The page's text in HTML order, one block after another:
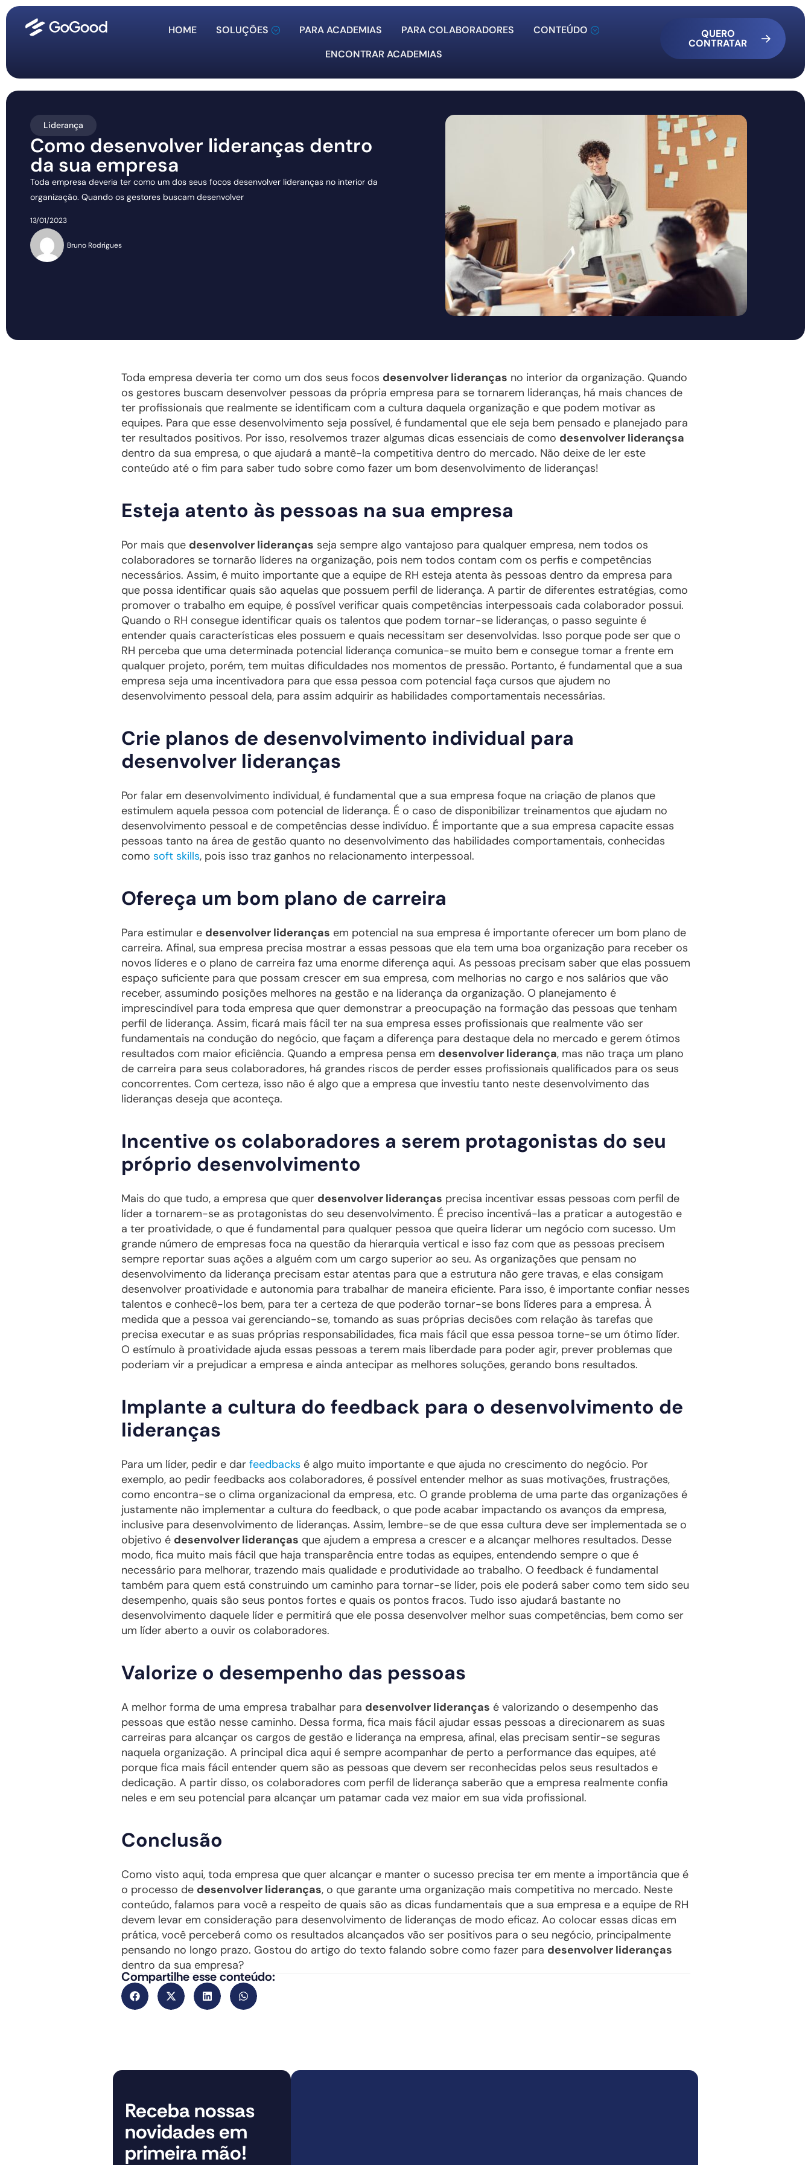
HOME SOLUÇÕES PARA ACADEMIAS PARA COLABORADORES
CONTEÚDO
ENCONTRAR ACADEMIAS
QUERO
CONTRATAR
Liderança
Como desenvolver lideranças dentro
da sua empresa
Toda empresa deveria ter como um dos seus focos desenvolver lideranças no interior da
organização. Quando os gestores buscam desenvolver
13/01/2023
Bruno Rodrigues
Toda empresa deveria ter como um dos seus focos desenvolver lideranças no interior da organização. Quando
os gestores buscam desenvolver pessoas da própria empresa para se tornarem lideranças, há mais chances de
ter profissionais que realmente se identificam com a cultura daquela organização e que podem motivar as
equipes. Para que esse desenvolvimento seja possível, é fundamental que ele seja bem pensado e planejado para
ter resultados positivos. Por isso, resolvemos trazer algumas dicas essenciais de como desenvolver liderançsa
dentro da sua empresa, o que ajudará a mantê-la competitiva dentro do mercado. Não deixe de ler este
conteúdo até o fim para saber tudo sobre como fazer um bom desenvolvimento de lideranças!
Esteja atento às pessoas na sua empresa
Por mais que desenvolver lideranças seja sempre algo vantajoso para qualquer empresa, nem todos os
colaboradores se tornarão líderes na organização, pois nem todos contam com os perfis e competências
necessários. Assim, é muito importante que a equipe de RH esteja atenta às pessoas dentro da empresa para
que possa identificar quais são aquelas que possuem perfil de liderança. A partir de diferentes estratégias, como
promover o trabalho em equipe, é possível verificar quais competências interpessoais cada colaborador possui.
Quando o RH consegue identificar quais os talentos que podem tornar-se lideranças, o passo seguinte é
entender quais características eles possuem e quais necessitam ser desenvolvidas. Isso porque pode ser que o
RH perceba que uma determinada potencial liderança comunica-se muito bem e consegue tomar a frente em
qualquer projeto, porém, tem muitas dificuldades nos momentos de pressão. Portanto, é fundamental que a sua
empresa seja uma incentivadora para que essa pessoa com potencial faça cursos que ajudem no
desenvolvimento pessoal dela, para assim adquirir as habilidades comportamentais necessárias.
Crie planos de desenvolvimento individual para
desenvolver lideranças
Por falar em desenvolvimento individual, é fundamental que a sua empresa foque na criação de planos que
estimulem aquela pessoa com potencial de liderança. É o caso de disponibilizar treinamentos que ajudam no
desenvolvimento pessoal e de competências desse indivíduo. É importante que a sua empresa capacite essas
pessoas tanto na área de gestão quanto no desenvolvimento das habilidades comportamentais, conhecidas
como soft skills, pois isso traz ganhos no relacionamento interpessoal.
Ofereça um bom plano de carreira
Para estimular e desenvolver lideranças em potencial na sua empresa é importante oferecer um bom plano de
carreira. Afinal, sua empresa precisa mostrar a essas pessoas que ela tem uma boa organização para receber os
novos líderes e o plano de carreira faz uma enorme diferença aqui. As pessoas precisam saber que elas possuem
espaço suficiente para que possam crescer em sua empresa, com melhorias no cargo e nos salários que vão
receber, assumindo posições melhores na gestão e na liderança da organização. O planejamento é
imprescindível para toda empresa que quer demonstrar a preocupação na formação das pessoas que tenham
perfil de liderança. Assim, ficará mais fácil ter na sua empresa esses profissionais que realmente vão ser
fundamentais na condução do negócio, que façam a diferença para destaque dela no mercado e gerem ótimos
resultados com maior eficiência. Quando a empresa pensa em desenvolver liderança, mas não traça um plano
de carreira para seus colaboradores, há grandes riscos de perder esses profissionais qualificados para os seus
concorrentes. Com certeza, isso não é algo que a empresa que investiu tanto neste desenvolvimento das
lideranças deseja que aconteça.
Incentive os colaboradores a serem protagonistas do seu
próprio desenvolvimento
Mais do que tudo, a empresa que quer desenvolver lideranças precisa incentivar essas pessoas com perfil de
líder a tornarem-se as protagonistas do seu desenvolvimento. É preciso incentivá-las a praticar a autogestão e
a ter proatividade, o que é fundamental para qualquer pessoa que queira liderar um negócio com sucesso. Um
grande número de empresas foca na questão da hierarquia vertical e isso faz com que as pessoas precisem
sempre reportar suas ações a alguém com um cargo superior ao seu. As organizações que pensam no
desenvolvimento da liderança precisam estar atentas para que a estrutura não gere travas, e elas consigam
desenvolver proatividade e autonomia para trabalhar de maneira eficiente. Para isso, é importante confiar nesses
talentos e conhecê-los bem, para ter a certeza de que poderão tornar-se bons líderes para a empresa. À
medida que a pessoa vai gerenciando-se, tomando as suas próprias decisões com relação às tarefas que
precisa executar e as suas próprias responsabilidades, fica mais fácil que essa pessoa torne-se um ótimo líder.
O estímulo à proatividade ajuda essas pessoas a terem mais liberdade para poder agir, prever problemas que
poderiam vir a prejudicar a empresa e ainda antecipar as melhores soluções, gerando bons resultados.
Implante a cultura do feedback para o desenvolvimento de
lideranças
Para um líder, pedir e dar feedbacks é algo muito importante e que ajuda no crescimento do negócio. Por
exemplo, ao pedir feedbacks aos colaboradores, é possível entender melhor as suas motivações, frustrações,
como encontra-se o clima organizacional da empresa, etc. O grande problema de uma parte das organizações é
justamente não implementar a cultura do feedback, o que pode acabar impactando os avanços da empresa,
inclusive para desenvolvimento de lideranças. Assim, lembre-se de que essa cultura deve ser implementada se o
objetivo é desenvolver lideranças que ajudem a empresa a crescer e a alcançar melhores resultados. Desse
modo, fica muito mais fácil que haja transparência entre todas as equipes, entendendo sempre o que é
necessário para melhorar, trazendo mais qualidade e produtividade ao trabalho. O feedback é fundamental
também para quem está construindo um caminho para tornar-se líder, pois ele poderá saber como tem sido seu
desempenho, quais são seus pontos fortes e quais os pontos fracos. Tudo isso ajudará bastante no
desenvolvimento daquele líder e permitirá que ele possa desenvolver melhor suas competências, bem como ser
um líder aberto a ouvir os colaboradores.
Valorize o desempenho das pessoas
A melhor forma de uma empresa trabalhar para desenvolver lideranças é valorizando o desempenho das
pessoas que estão nesse caminho. Dessa forma, fica mais fácil ajudar essas pessoas a direcionarem as suas
carreiras para alcançar os cargos de gestão e liderança na empresa, afinal, elas precisam sentir-se seguras
naquela organização. A principal dica aqui é sempre acompanhar de perto a performance das equipes, até
porque fica mais fácil entender quem são as pessoas que devem ser reconhecidas pelos seus resultados e
dedicação. A partir disso, os colaboradores com perfil de liderança saberão que a empresa realmente confia
neles e em seu potencial para alcançar um patamar cada vez maior em sua vida profissional.
Conclusão
Como visto aqui, toda empresa que quer alcançar e manter o sucesso precisa ter em mente a importância que é
o processo de desenvolver lideranças, o que garante uma organização mais competitiva no mercado. Neste
conteúdo, falamos para você a respeito de quais são as dicas fundamentais que a sua empresa e a equipe de RH
devem levar em consideração para desenvolvimento de lideranças de modo eficaz. Ao colocar essas dicas em
prática, você perceberá como os resultados alcançados vão ser positivos para o seu negócio, principalmente
pensando no longo prazo. Gostou do artigo do texto falando sobre como fazer para desenvolver lideranças
dentro da sua empresa?
Compartilhe esse conteúdo:
Receba nossas
novidades em
primeira mão!